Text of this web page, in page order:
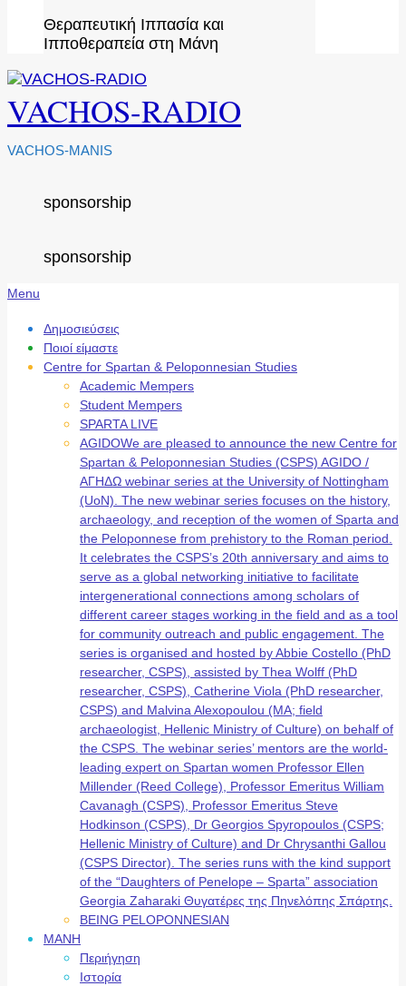
Θεραπευτική Ιππασία και
Ιπποθεραπεία στη Μάνη
VACHOS-RADIO
VACHOS-MANIS
sponsorship
sponsorship
Secondary
Menu
Menu
Δημοσιεύσεις
Ποιοί είμαστε
Centre for Spartan & Peloponnesian Studies
Academic Mempers
Student Mempers
SPARTA LIVE
AGIDOWe are pleased to announce the new Centre for
Spartan & Peloponnesian Studies (CSPS) AGIDO /
ΑΓΗΔΩ webinar series at the University of Nottingham
(UoN). The new webinar series focuses on the history,
archaeology, and reception of the women of Sparta and
the Peloponnese from prehistory to the Roman period.
It celebrates the CSPS’s 20th anniversary and aims to
serve as a global networking initiative to facilitate
intergenerational connections among scholars of
different career stages working in the field and as a tool
for community outreach and public engagement. The
series is organised and hosted by Abbie Costello (PhD
researcher, CSPS), assisted by Thea Wolff (PhD
researcher, CSPS), Catherine Viola (PhD researcher,
CSPS) and Malvina Alexopoulou (MA; field
archaeologist, Hellenic Ministry of Culture) on behalf of
the CSPS. The webinar series’ mentors are the world-
leading expert on Spartan women Professor Ellen
Millender (Reed College), Professor Emeritus William
Cavanagh (CSPS), Professor Emeritus Steve
Hodkinson (CSPS), Dr Georgios Spyropoulos (CSPS;
Hellenic Ministry of Culture) and Dr Chrysanthi Gallou
(CSPS Director). The series runs with the kind support
of the “Daughters of Penelope – Sparta” association
Georgia Zaharaki Θυγατέρες της Πηνελόπης Σπάρτης.
BEING PELOPONNESIAN
ΜΑΝΗ
Περιήγηση
Ιστορία